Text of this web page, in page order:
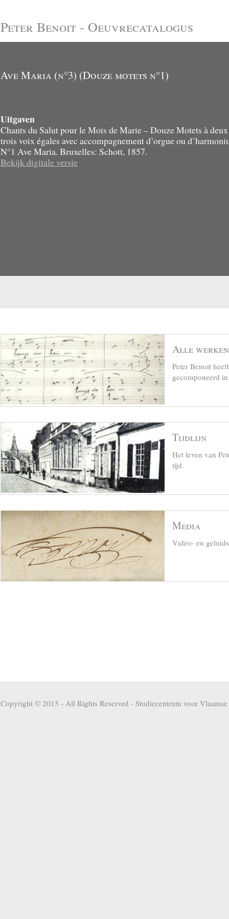
Peter Benoit - Oeuvrecatalogus
Ave Maria (n°3) (Douze motets n°1)
Uitgaven
Chants du Salut pour le Mois de Marie – Douze Motets à
trois voix égales avec accompagnement d’orgue ou
N°1 Ave Maria. Bruxelles: Schott, 1857.
Bekijk digitale versie
Alle werken
Peter Benoit
gecomponeerd
Tijdlijn
Het leven van
tijd.
Media
Video- en
Copyright © 2015 - All Rights Reserved - Studiecentrum voor